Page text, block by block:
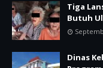
Tiga
Butuh
Dinas